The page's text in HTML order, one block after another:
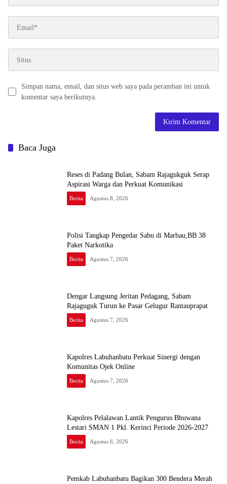
Simpan nama, email, dan situs web saya pada peramban ini untuk
komentar saya berikutnya.
Baca Juga
Reses di Padang Bulan, Sabam Rajagukguk Serap
Aspirasi Warga dan Perkuat Komunikasi
Berita Agustus 8, 2026
Polisi Tangkap Pengedar Sabu di Marbau,BB 38
Paket Narkotika
Berita Agustus 7, 2026
Dengar Langsung Jeritan Pedagang, Sabam
Rajaguguk Turun ke Pasar Gelugur Rantauprapat
Berita Agustus 7, 2026
Kapolres Labuhanbatu Perkuat Sinergi dengan
Komunitas Ojek Online
Berita Agustus 7, 2026
Kapolres Pelalawan Lantik Pengurus Bhuwana
Lestari SMAN 1 Pkl. Kerinci Periode 2026-2027
Berita Agustus 6, 2026
Pemkab Labuhanbatu Bagikan 300 Bendera Merah